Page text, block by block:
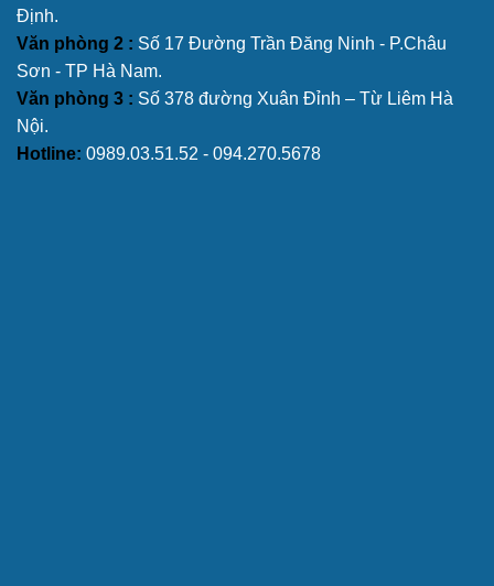
Định.
Văn phòng 2 : Số 17 Đường Trần Đăng Ninh - P.Châu
Sơn - TP Hà Nam.
Văn phòng 3 : Số 378 đường Xuân Đỉnh – Từ Liêm Hà
Nội.
Hotline: 0989.03.51.52 - 094.270.5678